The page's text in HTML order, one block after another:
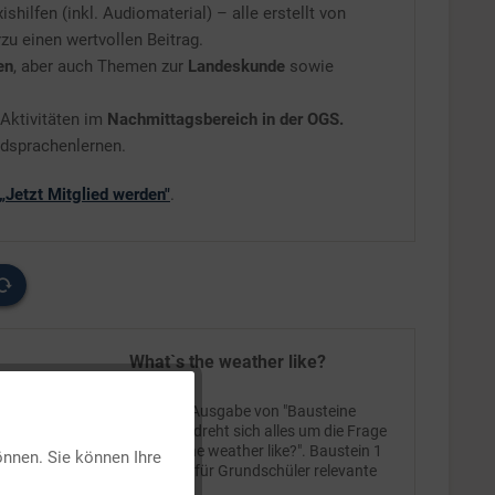
(inkl. Audiomaterial) – alle erstellt von
einen wertvollen Beitrag.
, aber auch Themen zur Landeskunde sowie
im Nachmittagsbereich in der OGS.
„Jetzt Mitglied werden".
What`s the weather like?
In dieser Ausgabe von "Bausteine
Englisch" dreht sich alles um die Frage
"What's the weather like?". Baustein 1
stellt das für Grundschüler relevante
Sie können Ihre